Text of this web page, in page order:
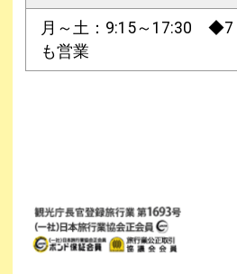
月～土：9:15～17:30 ◆7
も営業